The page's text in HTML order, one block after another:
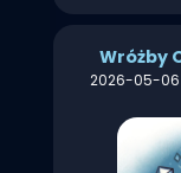
Wróżby
2026-05-06